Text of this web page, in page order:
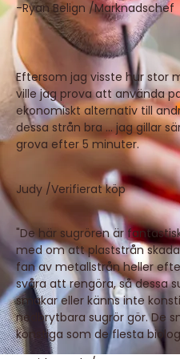
-Ryan Belign /Marknadschef
Eftersom jag visste hur stor
ville jag prova att använda
ekonomiskt alternativ till
dessa strån bra … jag gillar
grova efter 5 minuter.
Judy /Verifierat köp
"De här sugrören är
med om att plaststrån
fan av metallstrån heller
svåra att rengöra, så dessa
smakar eller känns inte
nedbrytbara sugrör gör. De
konstiga som de flesta